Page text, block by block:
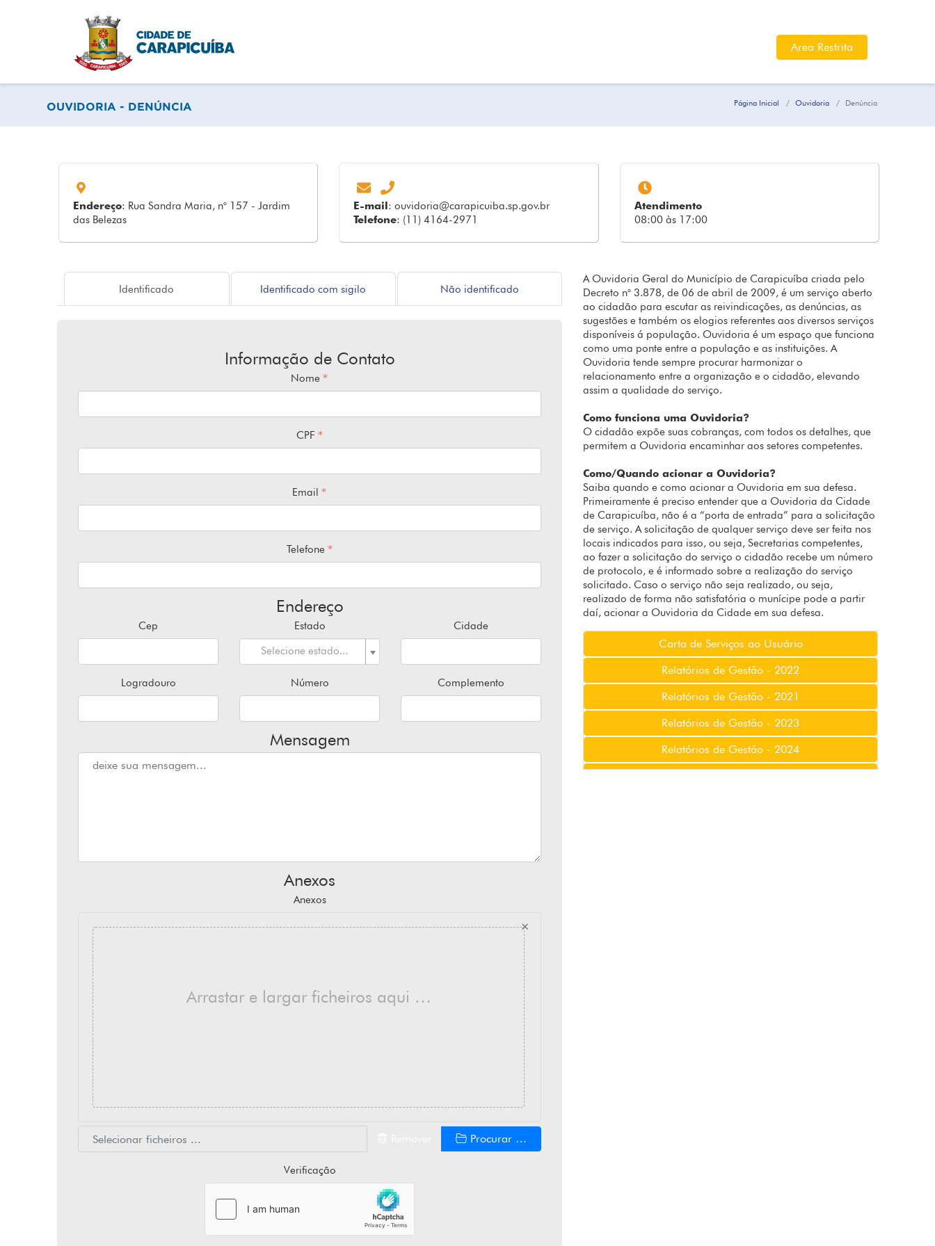
Area Restrita
OUVIDORIA - DENÚNCIA Página Inicial Ouvidoria Denúncia
Endereço: Rua Sandra Maria, n° 157 - Jardim
das Belezas
E-mail:ouvidoria@carapicuiba.sp.gov.br
Telefone: (11) 4164-2971
Atendimento
08:00 às 17:00
Identificado Identificado com sigilo Não identificado
Informação de Contato
Nome
CPF
Email
Telefone
Endereço
Cep
Estado
Selecione estado...
Cidade
Logradouro Número Complemento
Mensagem
Anexos
Anexos
×
Arrastar e largar ficheiros aqui …
Procurar …
Verificação
A Ouvidoria Geral do Município de Carapicuíba criada pelo
Decreto n° 3.878, de 06 de abril de 2009, é um serviço aberto
ao cidadão para escutar as reivindicações, as denúncias, as
sugestões e também os elogios referentes aos diversos serviços
disponíveis á população. Ouvidoria é um espaço que funciona
como uma ponte entre a população e as instituições. A
Ouvidoria tende sempre procurar harmonizar o
relacionamento entre a organização e o cidadão, elevando
assim a qualidade do serviço.
Como funciona uma Ouvidoria?
O cidadão expõe suas cobranças, com todos os detalhes, que
permitem a Ouvidoria encaminhar aos setores competentes.
Como/Quando acionar a Ouvidoria?
Saiba quando e como acionar a Ouvidoria em sua defesa.
Primeiramente é preciso entender que a Ouvidoria da Cidade
de Carapicuíba, não é a “porta de entrada” para a solicitação
de serviço. A solicitação de qualquer serviço deve ser feita nos
locais indicados para isso, ou seja, Secretarias competentes,
ao fazer a solicitação do serviço o cidadão recebe um número
de protocolo, e é informado sobre a realização do serviço
solicitado. Caso o serviço não seja realizado, ou seja,
realizado de forma não satisfatória o munícipe pode a partir
daí, acionar a Ouvidoria da Cidade em sua defesa.
Carta de Serviços ao Usuário
Relatórios de Gestão - 2022
Relatórios de Gestão - 2021
Relatórios de Gestão - 2023
Relatórios de Gestão - 2024